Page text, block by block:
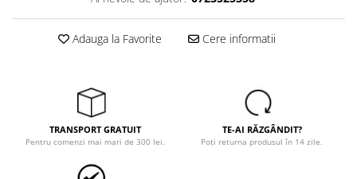
Veste
îmbrăcăminte pentru damă
Vizibilitate înalta hi-vis
îmbrăcăminte asistente/doctori
îmbrăcăminte bucătari
îmbrăcăminte de lucru
înaltă vizibilitate hi-vis
Adauga la Favorite Cere informatii
TRANSPORT GRATUIT
Pentru comenzi mai mari de 300 lei.
TE-AI RĂZGÂNDIT?
Poți returna produsul în 14 zile.